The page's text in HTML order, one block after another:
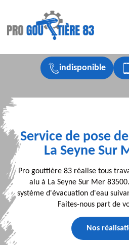
indisponible
Service de pose
La Seyne Sur
Pro gouttière 83 réalise tous
alu à La Seyne Sur Mer
système d'évacuation d'eau
Faites-nous part de
Nos